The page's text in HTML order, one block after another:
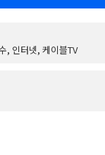
, 인터넷, 케이블TV